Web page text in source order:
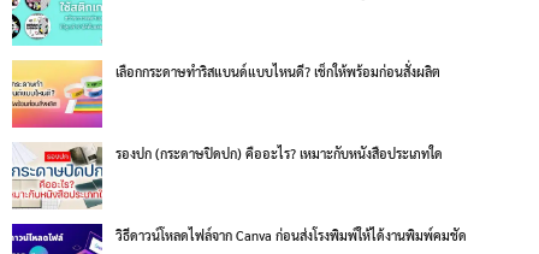
เลือกกระดาษทำริสแบนด์แบบไหนดี? เช็กให้พร้อมก่อนสั่งผลิต
รองปก (กระดาษปิดปก) คืออะไร? เหมาะกับหนังสือประเภทใด
วิธีดาวน์โหลดไฟล์จาก Canva ก่อนส่งโรงพิมพ์ให้ได้งานพิมพ์คมชัด